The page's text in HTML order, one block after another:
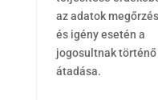
az adatok
és igény esetén a
jogosultnak történő
átadása.